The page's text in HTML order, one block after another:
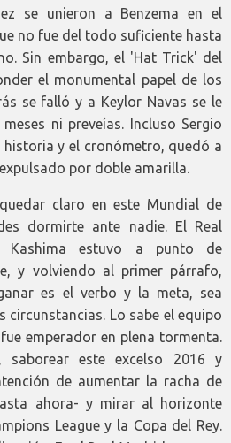
se unieron a Benzema en el
no fue del todo suficiente hasta
Sin embargo, el 'Hat Trick' del
el monumental papel de los
se falló y a Keylor Navas se le
ni preveías. Incluso Sergio
y el cronómetro, quedó a
por doble amarilla.
claro en este Mundial de
dormirte ante nadie. El Real
estuvo a punto de
y volviendo al primer párrafo,
es el verbo y la meta, sea
circunstancias. Lo sabe el equipo
emperador en plena tormenta.
saborear este excelso 2016 y
de aumentar la racha de
ahora- y mirar al horizonte
League y la Copa del Rey.